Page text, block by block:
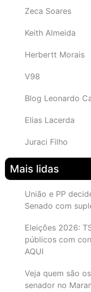
Zeca Soares
Keith Almeida
Herbertt Morais
V98
Blog Leonardo
Elias Lacerda
Juraci Filho
Mais lidas
União e PP
Senado com
Eleições 2026:
públicos com
AQUI
Veja quem são
senador no